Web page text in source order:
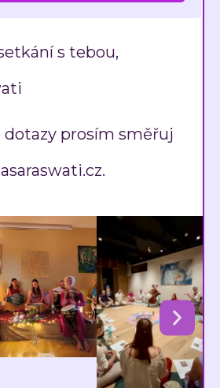
s tebou,
dotazy prosím směřuj